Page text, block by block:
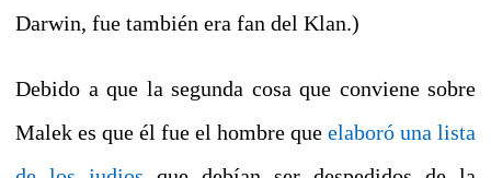
Darwin, fue también era fan del Klan.)
Debido a que la segunda cosa que conviene sobre
Malek es que él fue el hombre que elaboró una lista